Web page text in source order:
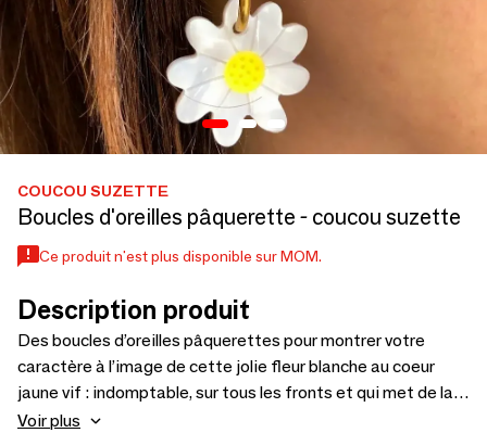
COUCOU SUZETTE
Boucles d'oreilles pâquerette - coucou suzette
Ce produit n'est plus disponible sur MOM.
Description produit
Des boucles d’oreilles pâquerettes pour montrer votre
caractère à l’image de cette jolie fleur blanche au coeur
jaune vif : indomptable, sur tous les fronts et qui met de la
beauté partout où elle est ! Bijoux en forme de pâquerette.
Voir plus